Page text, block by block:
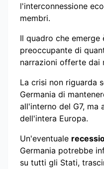
l'interconnessione
membri.
Il quadro che
preoccupante di
narrazioni offerte dai
La crisi non riguarda
Germania di
all'interno del G7, ma
dell'intera Europa.
Un'eventuale
Germania potrebbe
su tutti gli Stati,